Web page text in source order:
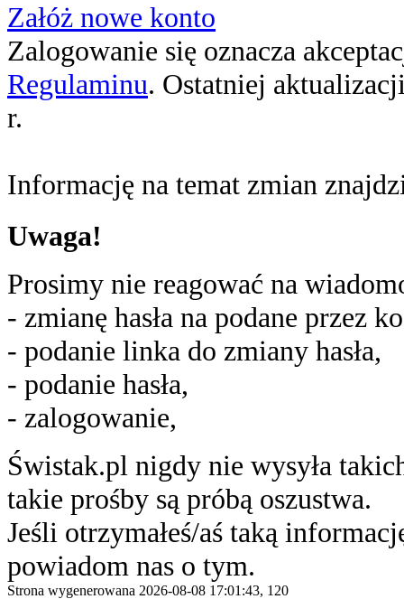
Załóż nowe konto
Zalogowanie się oznacza
Regulaminu. Ostatniej
r.
Informację na temat zmian
Uwaga!
Prosimy nie reagować na
- zmianę hasła na podane przez
- podanie linka do zmiany hasła,
- podanie hasła,
- zalogowanie,
Świstak.pl nigdy nie wysyła
takie prośby są próbą oszustwa.
Jeśli otrzymałeś/aś taką
powiadom nas o tym.
Strona wygenerowana 2026-08-08 17:01:43, 120